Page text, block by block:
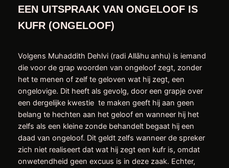
EEN UITSPRAAK VAN ONGELOOF IS
KUFR (ONGELOOF)
Volgens Muhaddith Dehlvi (radi Allāhu anhu) is iemand
die voor de grap woorden van ongeloof zegt, zonder
het te menen of zelf te geloven wat hij zegt, een
ongelovige. Dit heeft als gevolg, door een grapje over
een dergelijke kwestie te maken geeft hij aan geen
belang te hechten aan het geloof en wanneer hij het
zelfs als een kleine zonde behandelt begaat hij een
daad van ongeloof. Dit geldt zelfs wanneer de spreker
zich niet realiseert dat wat hij zegt een kufr is, omdat
onwetendheid geen excuus is in deze zaak. Echter,